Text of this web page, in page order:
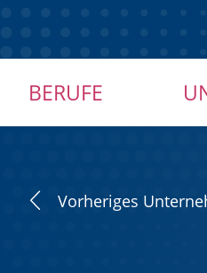
überspringen
BERUFE
Vorheriges